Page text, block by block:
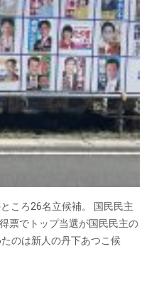
ころ26名立候補。 国民民主
票でトップ当選が国民民主の
のは新人の丹下あつこ候